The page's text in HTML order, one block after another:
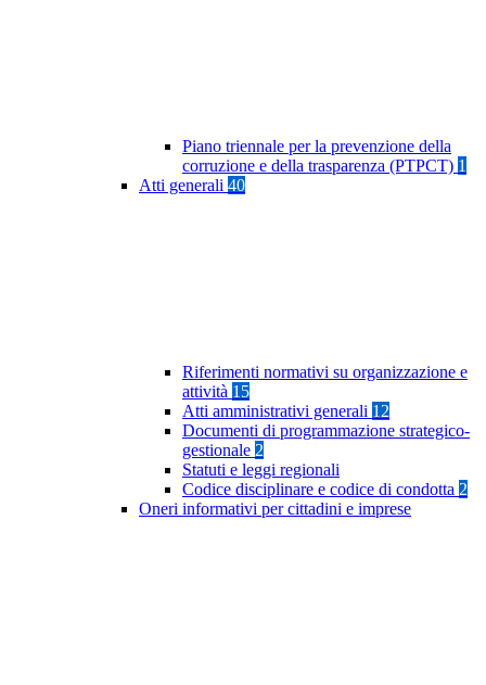
Piano triennale per la prevenzione della
corruzione e della trasparenza (PTPCT) 1
Atti generali 40
Riferimenti normativi su organizzazione e
attività 15
Atti amministrativi generali 12
Documenti di programmazione strategico-
gestionale 2
Statuti e leggi regionali
Codice disciplinare e codice di condotta 2
Oneri informativi per cittadini e imprese